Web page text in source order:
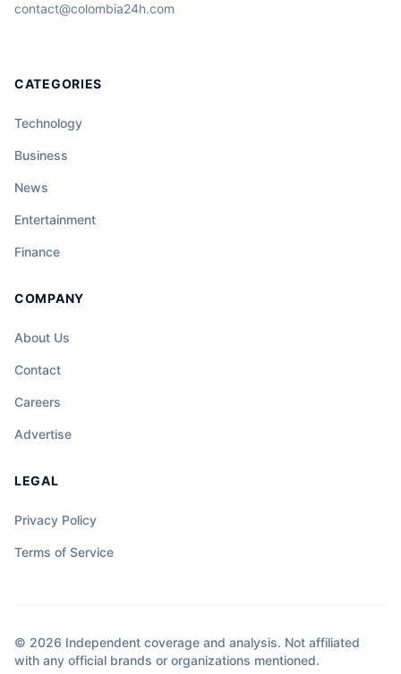
contact@colombia24h.com
CATEGORIES
Technology
Business
News
Entertainment
Finance
COMPANY
About Us
Contact
Careers
Advertise
LEGAL
Privacy Policy
Terms of Service
© 2026 Independent coverage and analysis. Not affiliated
with any official brands or organizations mentioned.